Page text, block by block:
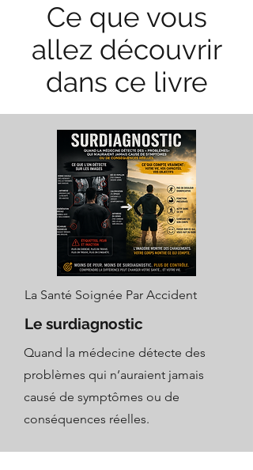
Ce que vous
allez découvrir
dans ce livre
La Santé Soignée Par Accident
Le surdiagnostic
Quand la médecine détecte des
problèmes qui n’auraient jamais
causé de symptômes ou de
conséquences réelles.